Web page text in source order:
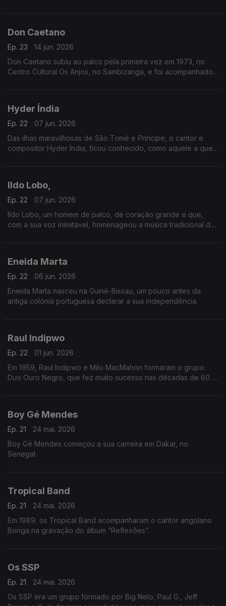
Don Caetano
Ep. 23
14 jun. 2026
Don Caetano subiu ao palco pela primeira vez em 1973, no
Centro Cultural Os Anjos, no Sambizanga, e foi acompanhado
Hyder Índia
Ep. 22
07 jun. 2026
Das ilhas maravilhosas de São Tomé e Príncipe, o cantor e
compositor Hyder Índia, ficou conhecido, como aquele a quem
Ildo Lobo,
Ep. 22
07 jun. 2026
Ildo Lobo, um homem de palco, de coração grande e que,
com a sua voz inimitável, homenageou a música tradicional de
Eneida Marta
Ep. 22
06 jun. 2026
Eneida Marta nasceu na Guiné-Bissau, um pouco antes da
antiga colónia portuguesa declarar a sua independência.
Raul Indipwo
Ep. 22
01 jun. 2026
Em 1959, Raul Indipwo e Milo MacMahon formaram o grupo
Duo Ouro Negro, que fez muito sucesso nas décadas de 60 e
Boy Gé Mendes
Ep. 21
24 mai. 2026
Boy Gé Mendes começou a sua carreira em Dakar, no
Senegal.
Tropical Band
Ep. 21
24 mai. 2026
Em 1989, os Tropical Band acompanharam o cantor angolano
Bonga na gravação do álbum “Reflexões”.
Os SSP
Ep. 21
24 mai. 2026
Os SSP era um grupo formado por Big Nelo, Paul G., Jeff